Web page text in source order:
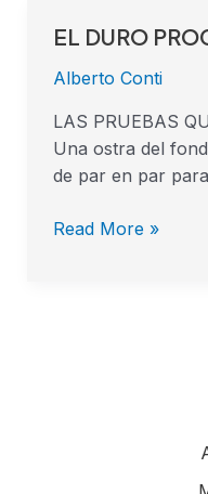
EL DURO
Alberto Conti
LAS PRUEBAS
Una ostra del
de par en par
EL
PROCESO
DE
LAS
PERLAS
Read More »